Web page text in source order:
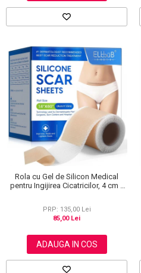
Rola cu Gel de Silicon Medical
pentru Ingijirea Cicatricilor, 4 cm x
PRP: 135,00 Lei
85,00 Lei
ADAUGA IN COS